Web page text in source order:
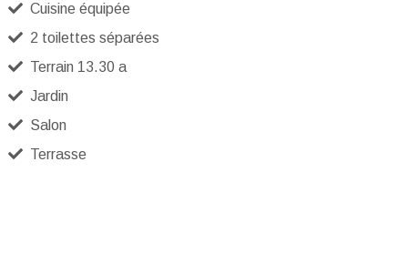
Cuisine équipée
2 toilettes séparées
Terrain 13.30 a
Jardin
Salon
Terrasse